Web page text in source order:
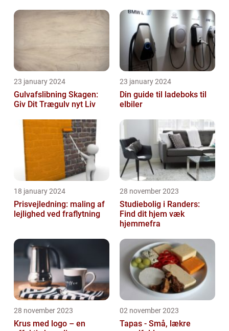
23 january 2024
Gulvafslibning Skagen:
Giv Dit Trægulv nyt Liv
23 january 2024
Din guide til ladeboks til
elbiler
18 january 2024
Prisvejledning: maling af
lejlighed ved fraflytning
28 november 2023
Studiebolig i Randers:
Find dit hjem væk
hjemmefra
28 november 2023
Krus med logo – en
02 november 2023
Tapas - Små, lækre